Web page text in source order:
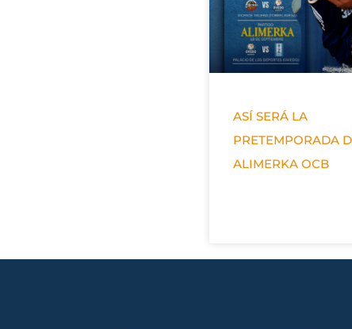
ASÍ SERÁ LA
PRETEMPORADA
ALIMERKA OCB